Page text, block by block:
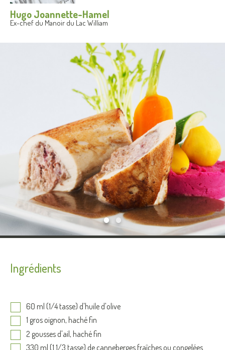
Hugo Joannette-Hamel
Ex-chef du Manoir du Lac William
Ingrédients
60 ml (1/4 tasse) d'huile d'olive
1 gros oignon, haché fin
2 gousses d'ail, haché fin
330 ml (1 1/3 tasse) de canneberges fraîches ou congelées